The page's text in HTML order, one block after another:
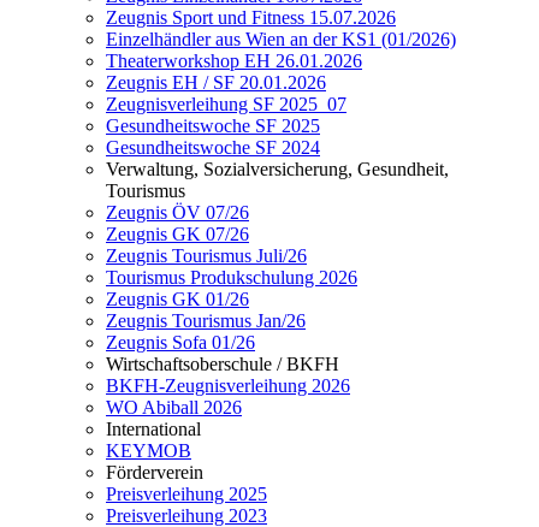
Zeugnis Sport und Fitness 15.07.2026
Einzelhändler aus Wien an der KS1 (01/2026)
Theaterworkshop EH 26.01.2026
Zeugnis EH / SF 20.01.2026
Zeugnisverleihung SF 2025_07
Gesundheitswoche SF 2025
Gesundheitswoche SF 2024
Verwaltung, Sozialversicherung, Gesundheit,
Tourismus
Zeugnis ÖV 07/26
Zeugnis GK 07/26
Zeugnis Tourismus Juli/26
Tourismus Produkschulung 2026
Zeugnis GK 01/26
Zeugnis Tourismus Jan/26
Zeugnis Sofa 01/26
Wirtschaftsoberschule / BKFH
BKFH-Zeugnisverleihung 2026
WO Abiball 2026
International
KEYMOB
Förderverein
Preisverleihung 2025
Preisverleihung 2023